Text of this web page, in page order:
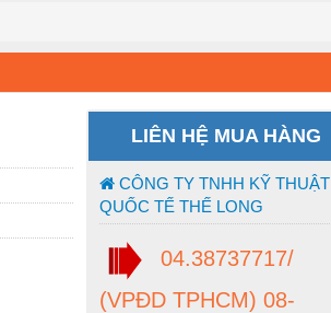
LIÊN HỆ MUA HÀNG
CÔNG TY TNHH KỸ THUẬT
QUỐC TẾ THẾ LONG
04.38737717/
(VPĐD TPHCM) 08-